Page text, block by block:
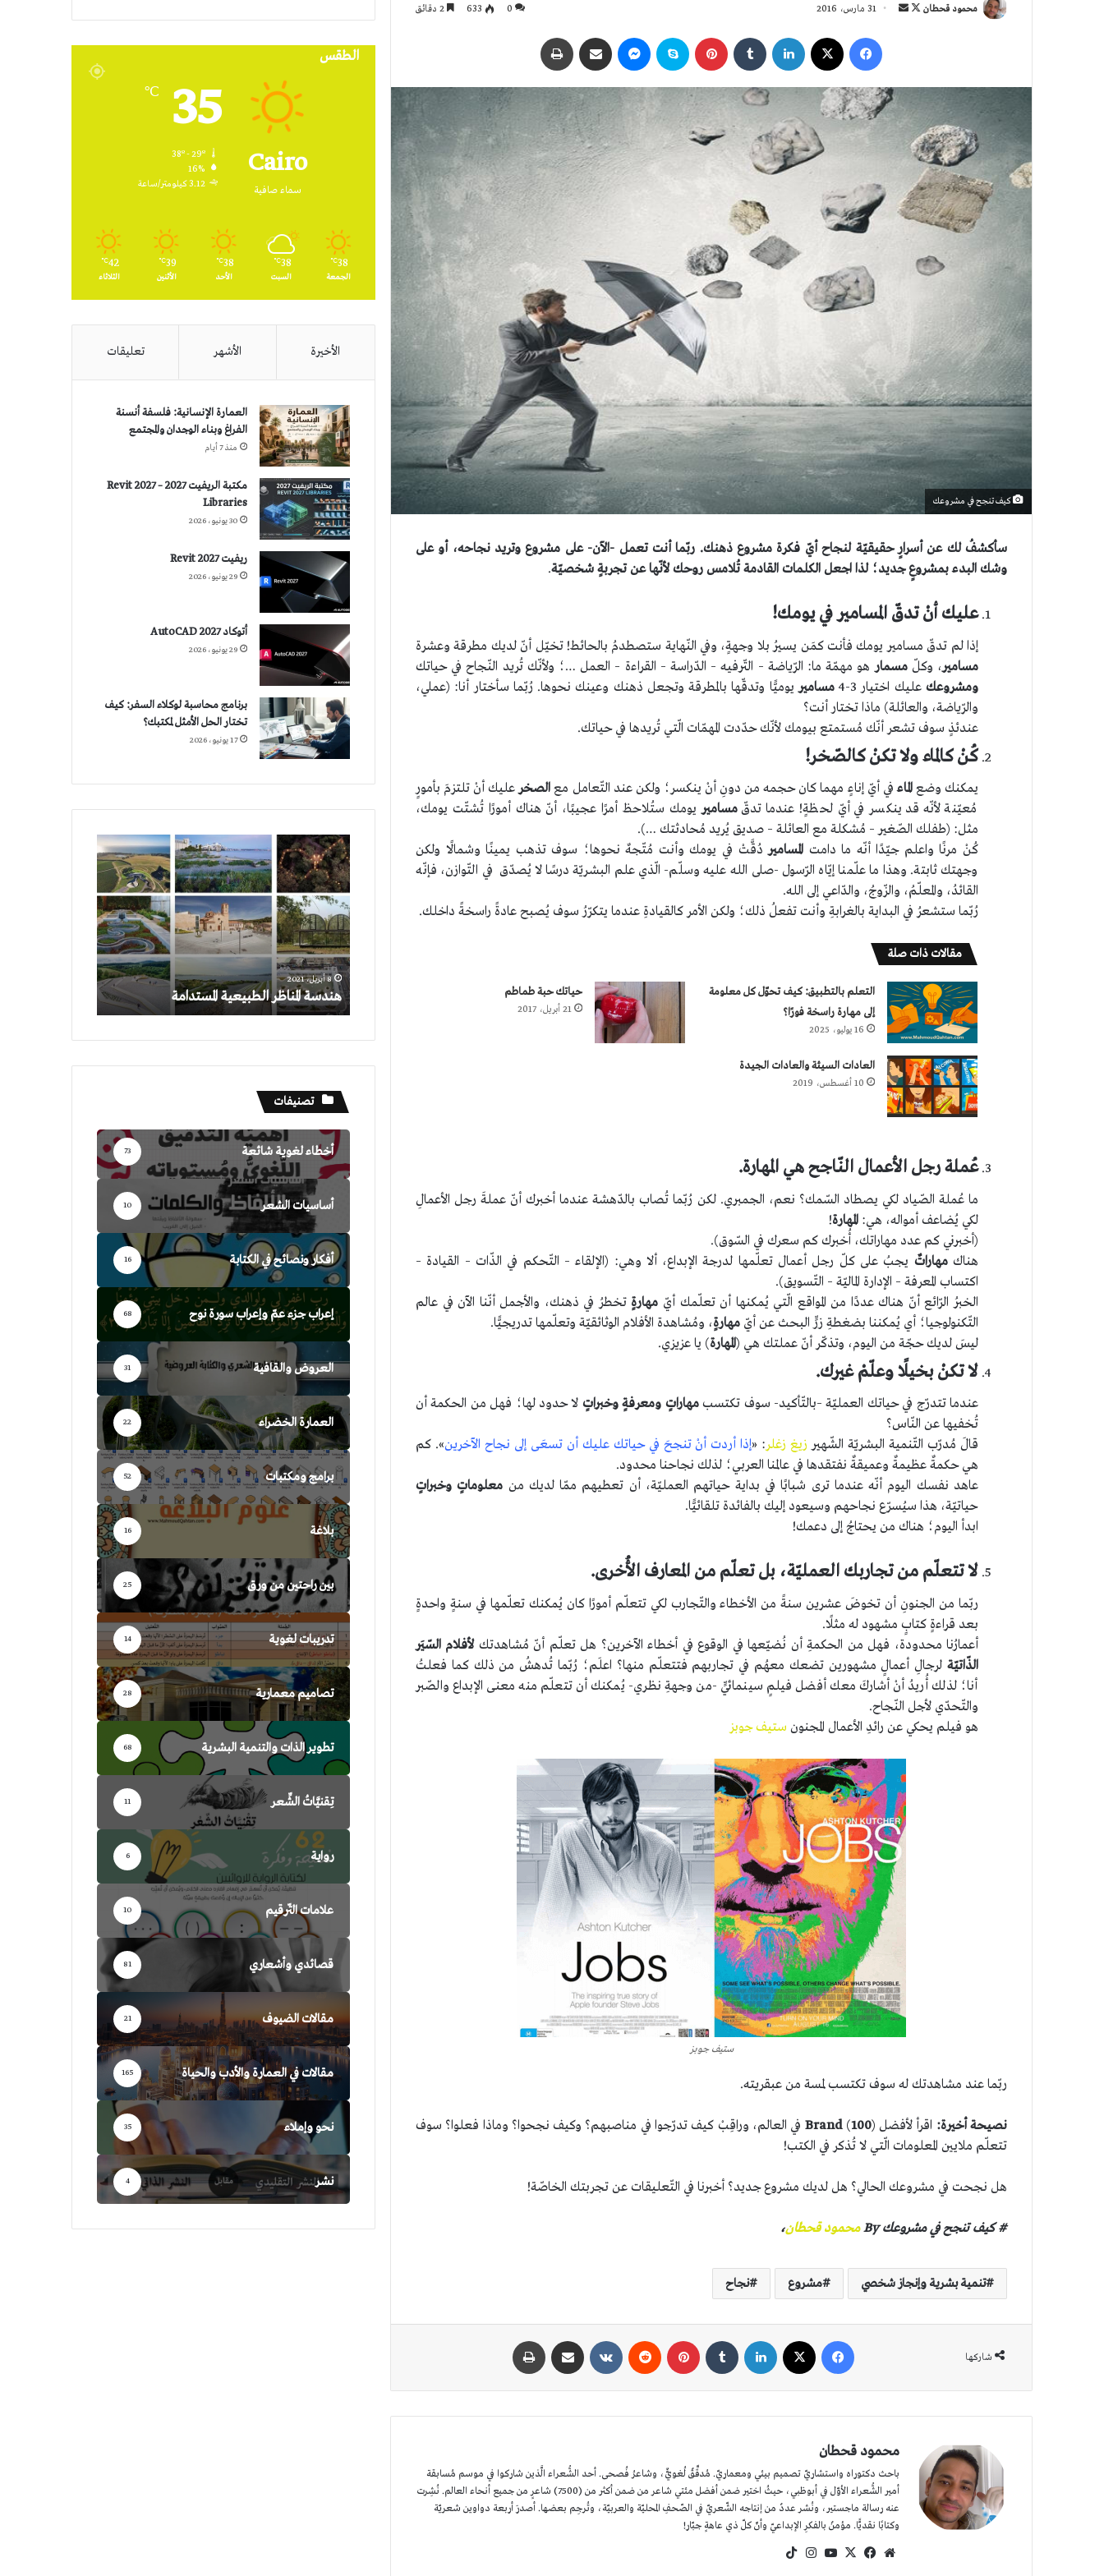
محمود قحطان
تابعأرسل
إلكترونيا
31 مارس، 2016 0
633
فيسبوك لينكدإن بينتيريست سكايب ماسنجر مشاركة عبر البريد
كيف تنجح في مشروعك
سأكشفُ لك عن أسرارٍ حقيقيّة لنجاح أيّ فكرة مشروع ذهنك. ربّما أنت تعمل -الآن- على مشروع وتريد نجاحه، أو على
وشك البدء بمشروعٍ جديد؛ لذا اجعل الكلمات القادمة تُلامس روحك لأنّها عن تجربةٍ شخصيّة.
عليك أنْ تدقّ المسامير في يومك!
إذا لم تدقّ مسامير يومك فأنت كمَن يسيرُ بلا وجهةٍ، وفي النّهاية ستصطدمُ بالحائط! تخيّل أنّ لديك مطرقة وعشرة
مسامير، وكلّمسمارهو مهمّة ما: الرّياضة – التّرفيه – الدّراسة – القراءة – العمل …؛ ولأنّك تُريد النّجاح في حياتك
ومشروعكعليك اختيار 3-4 مساميريوميًّا وتدقّها بالمطرقة وتجعل ذهنك وعينك نحوها. رُبّما سأختار أنا: (عملي،
والرّياضة، والعائلة) ماذا تختار أنت؟
عندئذٍ سوف تشعر أنّك مُستمتع بيومك لأنّك حدّدت المهمّات الّتي تُريدها في حياتك.
كُنْ كالماء ولا تكنْ كالصّخر!
يمكنك وضعالماءفي أيّ إناءٍ مهما كان حجمه من دونِ أنْ ينكسر؛ ولكن عند التّعامل مع الصخرعليك أنْ تلتزمَ بأمورٍ
مُعيّنة لأنّه قد ينكسر في أيّ لحظةٍ! عندما تدقّمساميريومك ستُلاحظ أمرًا عجيبًا، أنّ هناك أمورًا تُشتّت يومك،
مثل: (طفلك الصّغير – مُشكلة مع العائلة – صديق يُريد مُحادثتك …).
كُنْ مرنًا واعلم جيّدًا أنّه ما دامت المساميردُقَّتْ في يومك وأنت مُتّجهٌ نحوها؛ سوف تذهب يمينًا وشمالًا ولكن
وجهتك ثابتة. وهذا ما علّمنا إيّاه الرّسول -صلى الله عليه وسلّم- الّذي علم البشريّة درسًا لا يُصدّق في التّوازن، فإنّه
القائدُ، والمعلّمُ، والزّوجُ، والدّاعي إلى الله.
رُبّما ستشعرُ في البداية بالغرابةِ وأنت تفعلُ ذلك؛ ولكن الأمر كالقيادةِ عندما يتكرّرُ سوف يُصبح عادةً راسخةً داخلك.
مقالات ذات صلة
التعلم بالتطبيق: كيف تحوّل كل معلومة
إلى مهارة راسخة فورًا؟
16 يوليو، 2025
حياتك حبة طماطم
21 أبريل، 2017
العادات السيئة والعادات الجيدة
10 أغسطس، 2019
عُملة رجل الأعمال النّاجح هي المهارة.
ما عُملة الصّياد لكي يصطاد السّمك؟ نعم، الجمبري. لكن رُبّما تُصاب بالدّهشة عندما أخبرك أنّ عملةَ رجل الأعمالِ
لكي يُضاعف أمواله، هي: المهارة!
(أخبرني كم عدد مهاراتك، أُخبرك كم سعرك في السّوق).
هناكمهاراتٌ يجبُ على كلّ رجل أعمال تعلّمها لدرجة الإبداع، ألا وهي: (الإلقاء – التّحكم في الذّات – القيادة –
اكتساب المعرفة – الإدارة الماليّة – التّسويق).
الخبرُ الرّائع أنّ هناك عددًا من المواقع الّتي يُمكنها أن تعلّمك أيّ مهارةٍ تخطرُ في ذهنك، والأجمل أنّنا الآن في عالم
التّكنولوجيا؛ أي يُمكننا بضغطةِ زرٍّ البحث عن أيّ مهارةٍ، ومُشاهدة الأفلام الوثائقيّة وتعلّمها تدريجيًّا.
ليسَ لديك حجّة من اليوم، وتذكّر أنّ عملتك هي (المهارة) يا عزيزي.
لا تكنْ بخيلًا وعلّمْ غيرك.
عندما تتدرّج في حياتك العمليّة –بالتّأكيد- سوف تكتسبمهاراتٍ ومعرفةٍ وخبراتٍ لا حدود لها؛ فهل من الحكمة أن
تُخفيها عن النّاس؟
قالَ مُدرّب التّنمية البشريّة الشّهير زيغ زغلر: «إذا أردت أنْ تنجحَ في حياتك عليك أن تسعَى إلى نجاح الآخرين». كم
هي حكمةٌ عظيمةٌ وعميقةٌ نفتقدها في عالمنا العربي؛ لذلك نجاحنا محدود.
عاهد نفسك اليوم أنّه عندما ترى شبابًا في بداية حياتهم العمليّة، أن تعطيهم ممّا لديك من معلوماتٍ وخبراتٍ
حياتيّة، هذا سيُسرّع نجاحهم وسيعود إليك بالفائدة تلقائيًّا.
ابدأ اليوم؛ هناك من يحتاجُ إلى دعمك!
لا تتعلّم من تجاربك العمليّة، بل تعلّم من المعارف الأُخرى.
ربّما من الجنونِ أن تخوضَ عشرين سنةً من الأخطاء والتّجارب لكي تتعلّم أمورًا كان يُمكنك تعلّمها في سنةٍ واحدةٍ
بعد قراءةٍ كتابٍ مشهود له مثلًا.
أعمارُنا محدودة، فهل من الحكمةِ أن نُضيّعها في الوقوع في أخطاء الآخرين؟ هل تعلّم أنّ مُشاهدتكلأفلام السّيَر
الذّاتيّة لرجالِ أعمالٍ مشهورين تضعك معهُم في تجاربهم فتتعلّم منها؟ اعلَم؛ رُبّما تُدهشُ من ذلك كما فعلتُ
أنا؛ لذلك أُريدُ أنْ أشاركَ معك أفضل فيلمٍ سينمائيٍّ -من وجهةِ نظري- يُمكنك أن تتعلّم منه معنى الإبداع والصّبر
والتّحدّي لأجل النّجاح.
هو فيلم يحكي عن رائدِ الأعمال المجنون ستيف جوبز
ستيف جوبز
ربّما عند مشاهدتك له سوف تكتسب لمسة من عبقريته.
نصيحة أخيرة: اقرأ لأفضل (100
)
Brand في العالم، وراقِبْ كيف تدرّجوا في مناصبهم؟ وكيف نجحوا؟ وماذا فعلوا؟ سوف
تتعلّم ملايين المعلومات الّتي لا تُذكر في الكتب!
هل نجحت في مشروعك الحالي؟ هل لديك مشروع جديد؟ أخبرنا في التّعليقات عن تجربتك الخاصّة!
# كيف تنجح في مشروعك By محمود قحطان،
تنمية بشرية وإنجاز شخصي مشروع نجاح
شاركها
فيسبوك لينكدإن بينتيريست مشاركة عبر البريد
محمود قحطان
باحث دكتوراه واستشاريّ تصميم بيئي ومعماريّ. مُدقِّقٌ لُغويٌّ، وشاعرُ فُصحى. أحد الشُّعراء الَّذين شاركوا في موسم مُسابقة
أمير الشُّعراء الأوّل في أبوظبي، حيثُ اختير ضمن أفضل مئتي شاعر من ضمن أكثر من (7500) شاعرٍ من جميع أنحاء العالم. نُشِرت
عنه رسالة ماجستير، ونُشر عددٌ من إنتاجه الشّعريّ في الصّحفِ المحليّة والعربيّة، وتُرجِم بعضها. أصدرَ أربعة دواوين شعريّة
وكتابًا نقديًّا. مؤمنٌ بالفكرِ الإبداعيّ وأنّ كلّ ذي عاهةٍ جبّار!
موقع فيسبوك
‫X
‫YouTubeانستقرام
البدايات القوية: كيف حولت قصة محمد بن
الحسن طالبًا مرفوضًا إلى عالم زمانه؟
الطقس
Cairo
سماء صافية
35
℃
16%
3.12 كيلومتر/ساعة
38
℃
الجمعة
38
℃
السبت
38
℃
الأحد
39
℃
الأثنين
42
℃
الثلاثاء
الأخيرة الأشهر تعليقات
العمارة الإنسانية: فلسفة أنسنة
الفراغ وبناء الوجدان والمجتمع
منذ 7 أيام
مكتبة الريفيت 2027 – Revit 2027
Libraries
30 يونيو، 2026
ريفيت 2027 Revit
29 يونيو، 2026
أتوكاد 2027 AutoCAD
29 يونيو، 2026
برنامج محاسبة لوكلاء السفر: كيف
تختار الحل الأمثل لمكتبك؟
17 يونيو، 2026
هندسة
المناظر
الطبيعية
المستدامة
8 أبريل، 2021
هندسة المناظر الطبيعية المستدامة
تصنيفات
أخطاء لغوية شائعة 73
أساسيات الشعر 10
أفكار ونصائح في الكتابة 16
إعراب جزء عمّ وإعراب سورة نوح 68
العروض والقافية 31
العمارة الخضراء 22
برامج ومكتبات 52
بلاغة 16
بين راحتين من ورق 25
تدريبات لغوية 14
تصاميم معمارية 28
تطوير الذات والتنمية البشرية 68
تِقنيَّاتُ الشِّعر 11
رواية 6
علامات التّرقيم 10
قصائدي وأشعاري 81
مقالات الضيوف 21
مقالات في العمارة والأدب والحياة 165
نحو وإملاء 35
نشر 4